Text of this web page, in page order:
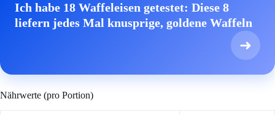
Ich habe 18 Waffeleisen getestet: Diese 8
liefern jedes Mal knusprige, goldene Waffeln
➜
Nährwerte (pro Portion)